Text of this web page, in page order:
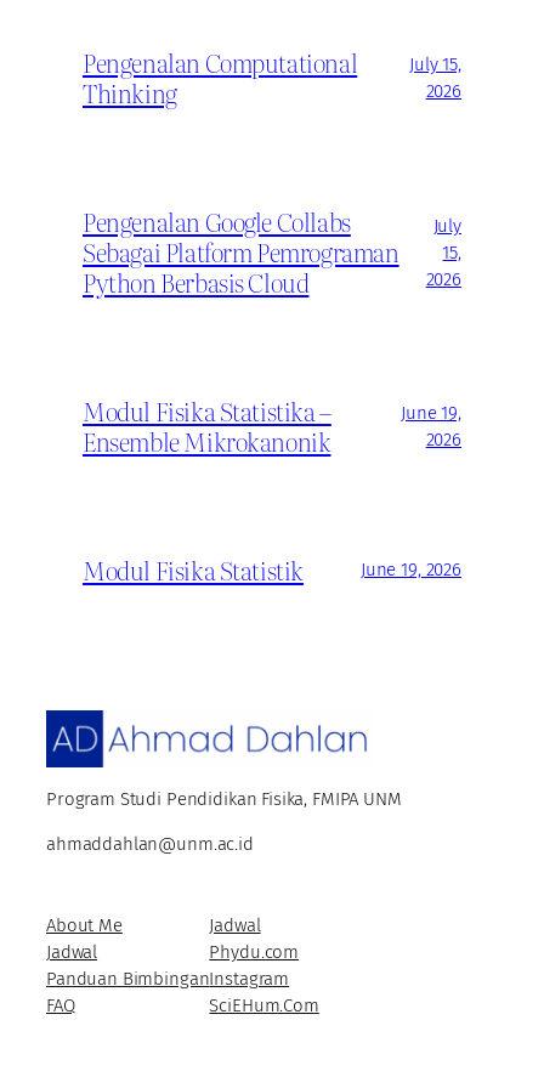
Pengenalan Computational
Thinking
July 15,
2026
Pengenalan Google Collabs
Sebagai Platform Pemrograman
Python Berbasis Cloud
July
15,
2026
Modul Fisika Statistika –
Ensemble Mikrokanonik
June 19,
2026
Modul Fisika Statistik June 19, 2026
Program Studi Pendidikan Fisika, FMIPA UNM
ahmaddahlan@unm.ac.id
About Me
Jadwal
Panduan Bimbingan
FAQ
Jadwal
Phydu.com
Instagram
SciEHum.Com